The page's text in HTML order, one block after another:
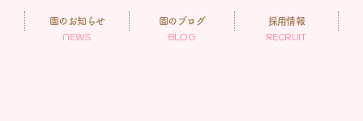
園のお知らせ
NEWS
園のブログ
BLOG
採用情報
RECRUIT